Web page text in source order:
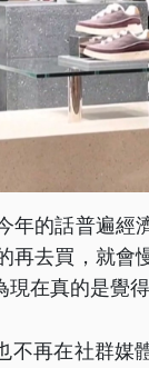
年的話普遍
再去買，就會
在真的是覺
不再在社群